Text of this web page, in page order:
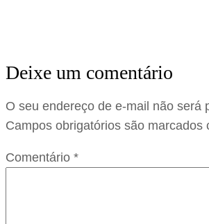
Deixe um comentário
O seu endereço de e-mail não será
Campos obrigatórios são marcados
Comentário *